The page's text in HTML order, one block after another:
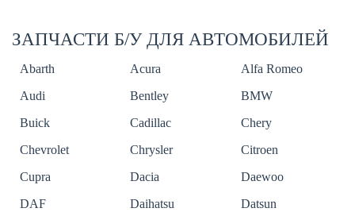
ЗАПЧАСТИ Б/У ДЛЯ АВТОМОБИЛЕЙ
Abarth Acura
Alfa Romeo
Audi
Bentley
BMW
Buick
Cadillac
Chery
Chevrolet
Chrysler
Citroen
Cupra
Dacia
Daewoo
DAF
Daihatsu
Datsun